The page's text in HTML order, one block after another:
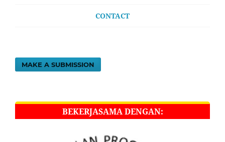
CONTACT
MAKE A SUBMISSION
BEKERJASAMA DENGAN: